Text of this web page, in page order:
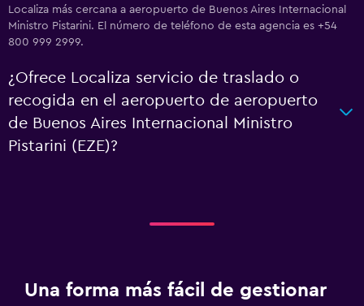
Localiza más cercana a aeropuerto de Buenos Aires Internacional
Ministro Pistarini. El número de teléfono de esta agencia es +54
800 999 2999.
¿Ofrece Localiza servicio de traslado o
recogida en el aeropuerto de aeropuerto
de Buenos Aires Internacional Ministro
Pistarini (EZE)?
Una forma más fácil de gestionar